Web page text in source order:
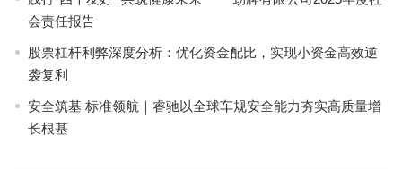
会责任报告
股票杠杆利弊深度分析：优化资金配比，实现小资金高效逆
袭复利
安全筑基 标准领航｜睿驰以全球车规安全能力夯实高质量增
长根基